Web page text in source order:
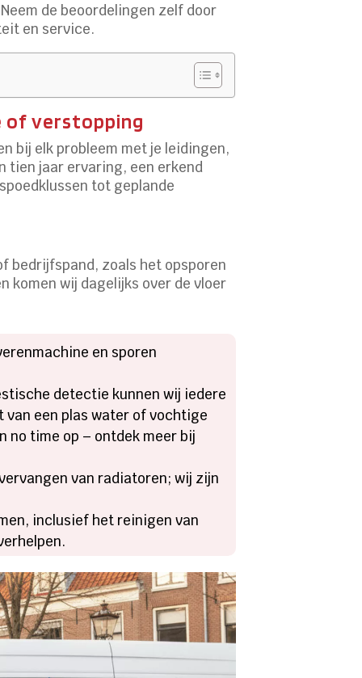
de beoordelingen zelf door
en service.
of verstopping
bij elk probleem met je leidingen,
tien jaar ervaring, een erkend
tot geplande
bedrijfspand, zoals het opsporen
komen wij dagelijks over de vloer
en sporen
detectie kunnen wij iedere
van een plas water of vochtige
no time op – ontdek meer bij
van radiatoren; wij zijn
inclusief het reinigen van